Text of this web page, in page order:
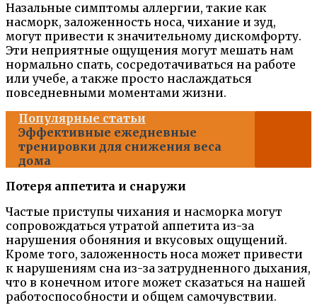
Назальные симптомы аллергии, такие как
насморк, заложенность носа, чихание и зуд,
могут привести к значительному дискомфорту.
Эти неприятные ощущения могут мешать нам
нормально спать, сосредотачиваться на работе
или учебе, а также просто наслаждаться
повседневными моментами жизни.
Популярные статьи
Эффективные ежедневные
тренировки для снижения веса
дома
Потеря аппетита и снаружи
Частые приступы чихания и насморка могут
сопровождаться утратой аппетита из-за
нарушения обоняния и вкусовых ощущений.
Кроме того, заложенность носа может привести
к нарушениям сна из-за затрудненного дыхания,
что в конечном итоге может сказаться на нашей
работоспособности и общем самочувствии.